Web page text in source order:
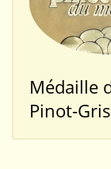
Médaille
Pinot-